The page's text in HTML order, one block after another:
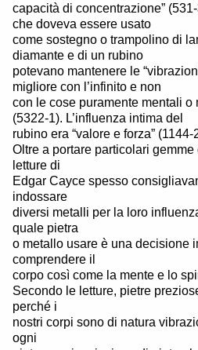
capacità di concentrazione”
che doveva essere usato
come sostegno o trampolino di
diamante e di un rubino
potevano mantenere le
migliore con l’infinito e non
con le cose puramente mentali o
(5322-1). L’influenza intima del
rubino era “valore e forza” (1144-
Oltre a portare particolari
letture di
Edgar Cayce spesso
indossare
diversi metalli per la loro
quale pietra
o metallo usare è una decisione
comprendere il
corpo così come la mente e lo
Secondo le letture, pietre
perché i
nostri corpi sono di natura
ogni